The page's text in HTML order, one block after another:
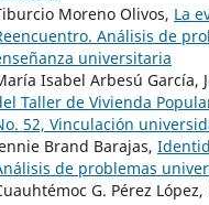
Moreno Olivos, La
Análisis de
universitaria
Isabel Arbesú García,
Taller de Vivienda
52, Vinculación
Brand Barajas,
de problemas
G. Pérez